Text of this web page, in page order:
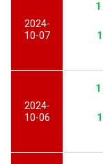
2024-
10-07
1
1
2024-
10-06
1
1